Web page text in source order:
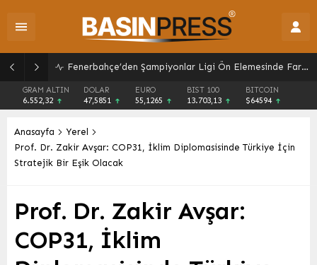
LGS Nakil Süreci Başladı: Tercih ve Sonuç Tarihleri Açıklandı
GRAM ALTIN
6.552,32
DOLAR
47,5851
EURO
55,1265
BIST 100
13.703,13
BITCOIN
$64594
Anasayfa
Yerel
Prof. Dr. Zakir Avşar: COP31, İklim Diplomasisinde Türkiye İçin
Stratejik Bir Eşik Olacak
Prof. Dr. Zakir Avşar:
COP31, İklim